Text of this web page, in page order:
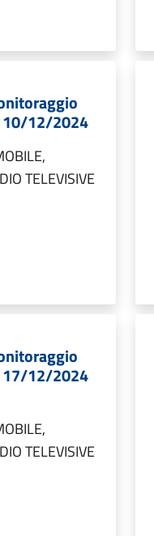
10/12/2024
TELEVISIVE
17/12/2024
TELEVISIVE